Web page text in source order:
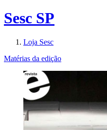
Sesc SP
Loja Sesc
Matérias da edição